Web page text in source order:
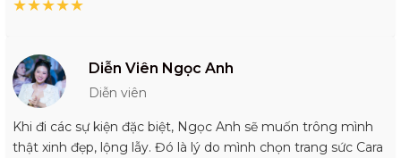
★★★★★
Diễn Viên Ngọc Anh
Diễn viên
Khi đi các sự kiện đặc biệt, Ngọc Anh sẽ muốn trông mình
thật xinh đẹp, lộng lẫy. Đó là lý do mình chọn trang sức Cara